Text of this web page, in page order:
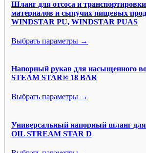
Шланг для отсоса и
материалов и сыпучих пищевых
WINDSTAR PU, WINDSTAR PUAS
Выбрать параметры →
Напорный рукав для насыщенного
STEAM STAR® 18 BAR
Выбрать параметры →
Универсальный напорный шланг
OIL STREAM STAR D